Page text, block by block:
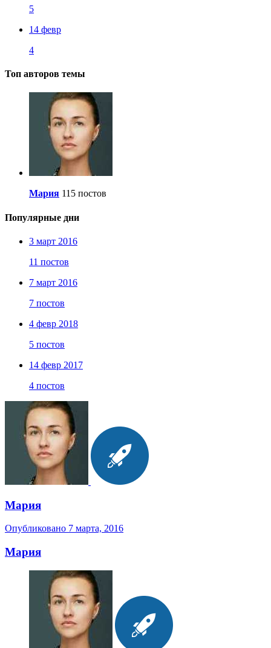
5
14 февр
4
Топ авторов темы
Мария 115 постов
Популярные дни
3 март 2016
11 постов
7 март 2016
7 постов
4 февр 2018
5 постов
14 февр 2017
4 постов
Мария
Опубликовано 7 марта, 2016
Мария